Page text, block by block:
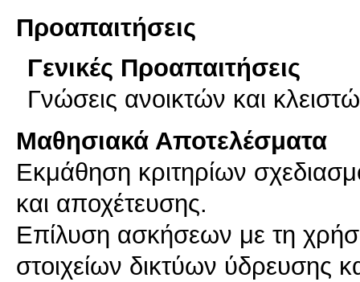
Προαπαιτήσεις
Γενικές Προαπαιτήσεις
Γνώσεις ανοικτών και
Μαθησιακά Αποτελέσματα
Εκμάθηση κριτηρίων
και αποχέτευσης.
Επίλυση ασκήσεων με τη
στοιχείων δικτύων ύδρευσης